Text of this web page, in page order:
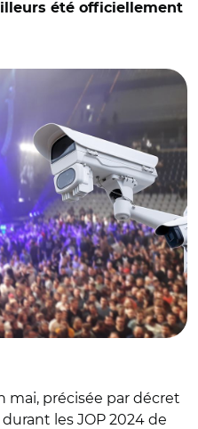
été officiellement
mai, précisée par décret
les JOP 2024 de